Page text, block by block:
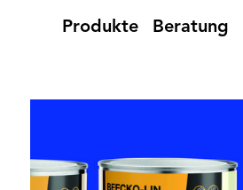
Produkte Beratung